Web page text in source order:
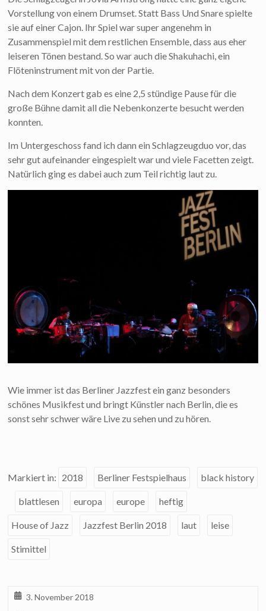
Vorstellung von einem Drumset. Statt Bass Und Snare spielte
sie auf einer Cajon. Ihr Spiel war super angenehm in
Zusammenspiel mit dem restlichen Ensemble, dass aus eher
leiseren Tönen bestand. So war auch die Shakuhachi, ein
Flöteninstrument mit von der Partie.
Nach dem Konzert gab es eine 2,5 stündige Pause für die
große Bühne damit all die Nebenkonzerte besucht werden
konnten.
Im Untergeschoss fand ich dann ein Schlagzeugduo vor, das
sehr gut aufeinander eingespielt war und viele Facetten zeigt.
Natürlich ging es dabei auch zum Teil richtig laut zu.
Wie immer ist das Berliner Jazzfest ein ganz besonders
schönes Musikfest und bringt Künstler nach Berlin, die es
sonst sehr schwer wäre Live zu sehen und zu hören.
Markiert in: 2018 Berliner Festspielhaus black history
blattlesen europa europe heftig
House of Jazz Jazzfest Berlin 2018 laut leise
Stimittel
3. November 2018